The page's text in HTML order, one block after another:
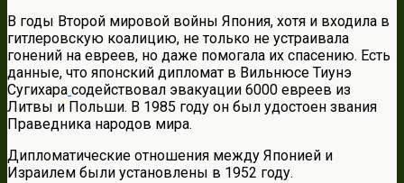
В годы Второй мировой войны Япония, хотя и входила в
гитлеровскую коалицию, не только не устраивала
гонений на евреев, но даже помогала их спасению. Есть
данные, что японский дипломат в Вильнюсе Тиунэ
Сугихара содействовал эвакуации 6000 евреев из
Литвы и Польши. В 1985 году он был удостоен звания
Праведника народов мира.
Дипломатические отношения между Японией и
Израилем были установлены в 1952 году.